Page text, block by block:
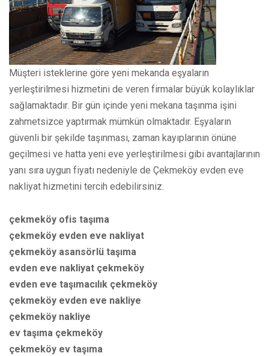
Müşteri isteklerine göre yeni mekanda eşyaların
yerleştirilmesi hizmetini de veren firmalar büyük kolaylıklar
sağlamaktadır. Bir gün içinde yeni mekana taşınma işini
zahmetsizce yaptırmak mümkün olmaktadır. Eşyaların
güvenli bir şekilde taşınması, zaman kayıplarının önüne
geçilmesi ve hatta yeni eve yerleştirilmesi gibi avantajlarının
yanı sıra uygun fiyatı nedeniyle de Çekmeköy evden eve
nakliyat hizmetini tercih edebilirsiniz.
çekmeköy ofis taşıma
çekmeköy evden eve nakliyat
çekmeköy asansörlü taşıma
evden eve nakliyat çekmeköy
evden eve taşımacılık çekmeköy
çekmeköy evden eve nakliye
çekmeköy nakliye
ev taşıma çekmeköy
çekmeköy ev taşıma